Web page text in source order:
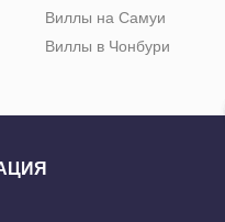
Виллы на Самуи
Виллы в Чонбури